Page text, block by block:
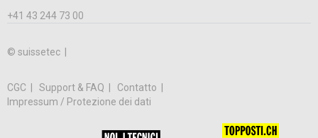
+41 43 244 73 00
© suissetec |
CGC Support & FAQ
Contatto
Impressum / Protezione dei dati